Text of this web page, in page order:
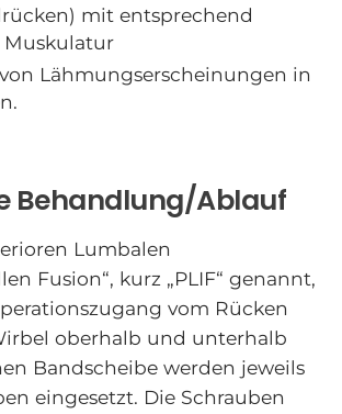
mit entsprechend
Muskulatur
Lähmungserscheinungen in
Behandlung/Ablauf
Lumbalen
Fusion“, kurz „PLIF“ genannt,
vom Rücken
oberhalb und unterhalb
Bandscheibe werden jeweils
eingesetzt. Die Schrauben